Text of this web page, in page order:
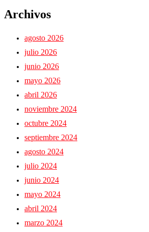
Archivos
agosto 2026
julio 2026
junio 2026
mayo 2026
abril 2026
noviembre 2024
octubre 2024
septiembre 2024
agosto 2024
julio 2024
junio 2024
mayo 2024
abril 2024
marzo 2024